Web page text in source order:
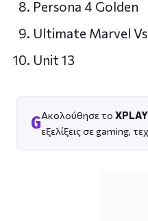
Persona 4 Golden
Ultimate Marvel
Unit 13
GΑκολούθησε το
εξελίξεις σε gaming,